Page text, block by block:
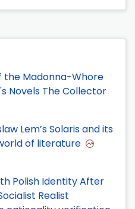
the Madonna-Whore
Novels The Collector
Lem’s Solaris and its
of literature
Polish Identity After
Realist